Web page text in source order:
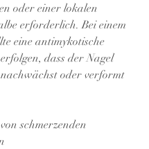
oder einer lokalen
erforderlich. Bei einem
eine antimykotische
dass der Nagel
oder verformt
schmerzenden